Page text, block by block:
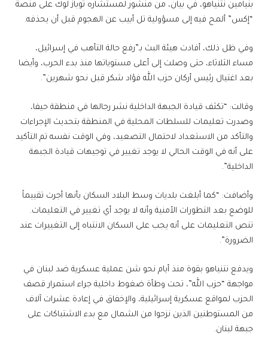
بنيامين نتنياهو، في بيان، من منشور لمستشاره توباز لوك على منصة
“إكس” ألمح فيه إلى مسؤولية تل أبيب عن الهجوم قبل أن يحذفه.
وفي ظل ذلك، أفادت هيئة البث بـ”رفع حالة التأهب في إسرائيل،
مساء الثلاثاء، حتى وصلت إلى أعلى مستوياتها منذ بدء الحرب، وأيضا
بعد اغتيال رئيس أركان حزب الله فؤاد شكر قبل نحو شهرين”.
وقالت: “تكثف قيادة الجبهة الداخلية نشر رجالها في منطقة حيفا،
وصدرت تعليمات للسلطات المحلية في المنطقة بتحديث الإجراءات
والتأكد من الاستعداد لاحتمال التصعيد، وفي الوقت نفسه تم التأكيد
على أنه في الوقت الحالي لا يوجد تغيير في توجيهات قيادة الجبهة
الداخلية”.
وأضافت: “كما أبلغت بلديات وسط البلاد السكان بأنها أجرت تقييماً
للوضع بعد التطورات الأمنية وأنه لا يوجد أي تغيير في التعليمات.
تنص التعليمات على أنه يجب على السكان الانتباه إلى التغييرات عند
الضرورة”.
ويدفع نتنياهو بقوة ​​​​​​​منذ أيام نحو شن عملية عسكرية ضد لبنان في
مواجهة “حزب الله”، تحت وطأة ضغوط داخلية جراء استمرار قصف
الحزب لمواقع عسكرية إسرائيلية، والإخفاق في إعادة عشرات آلاف
من المستوطنين الذين نزحوا من الشمال مع بدء الاشتباكات على
جبهة لبنان.